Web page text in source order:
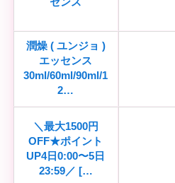
潤燥 ( ユンジョ )
エッセンス
30ml/60ml/90ml/1
2…
＼最大1500円
OFF★ポイント
UP4日0:00〜5日
23:59／ […